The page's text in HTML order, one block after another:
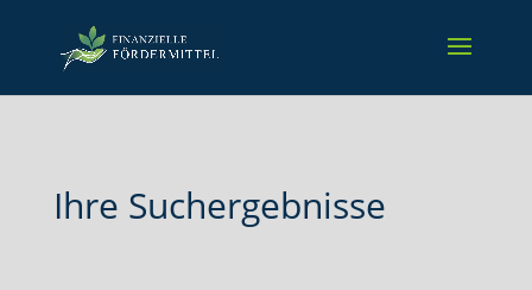
Ihre Suchergebnisse